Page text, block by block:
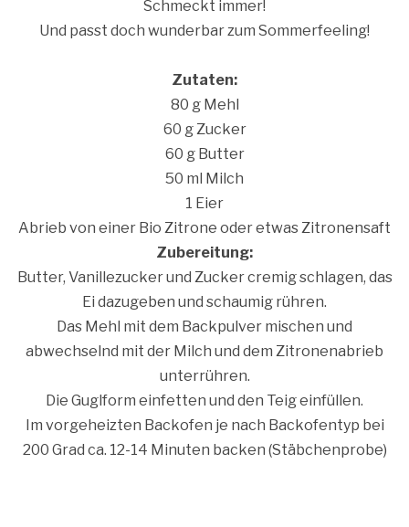
Schmeckt immer!
Und passt doch wunderbar zum Sommerfeeling!
Zutaten:
80 g Mehl
60 g Zucker
60 g Butter
50 ml Milch
1 Eier
Abrieb von einer Bio Zitrone oder etwas Zitronensaft
Zubereitung:
Butter, Vanillezucker und Zucker cremig schlagen, das
Ei dazugeben und schaumig rühren.
Das Mehl mit dem Backpulver mischen und
abwechselnd mit der Milch und dem Zitronenabrieb
unterrühren.
Die Guglform einfetten und den Teig einfüllen.
Im vorgeheizten Backofen je nach Backofentyp bei
200 Grad ca. 12-14 Minuten backen (Stäbchenprobe)